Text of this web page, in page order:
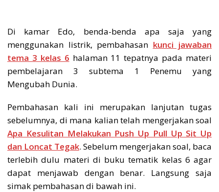
Di kamar Edo, benda-benda apa saja yang
menggunakan listrik, pembahasan kunci jawaban
tema 3 kelas 6 halaman 11 tepatnya pada materi
pembelajaran 3 subtema 1 Penemu yang
Mengubah Dunia.
Pembahasan kali ini merupakan lanjutan tugas
sebelumnya, di mana kalian telah mengerjakan soal
Apa Kesulitan Melakukan Push Up Pull Up Sit Up
dan Loncat Tegak. Sebelum mengerjakan soal, baca
terlebih dulu materi di buku tematik kelas 6 agar
dapat menjawab dengan benar. Langsung saja
simak pembahasan di bawah ini.